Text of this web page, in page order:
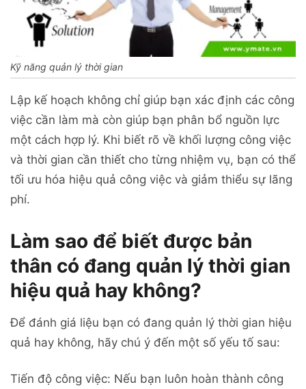
Kỹ năng quản lý thời gian
Lập kế hoạch không chỉ giúp bạn xác định các công
việc cần làm mà còn giúp bạn phân bổ nguồn lực
một cách hợp lý. Khi biết rõ về khối lượng công việc
và thời gian cần thiết cho từng nhiệm vụ, bạn có thể
tối ưu hóa hiệu quả công việc và giảm thiểu sự lãng
phí.
Làm sao để biết được bản
thân có đang quản lý thời gian
hiệu quả hay không?
Để đánh giá liệu bạn có đang quản lý thời gian hiệu
quả hay không, hãy chú ý đến một số yếu tố sau:
Tiến độ công việc: Nếu bạn luôn hoàn thành công